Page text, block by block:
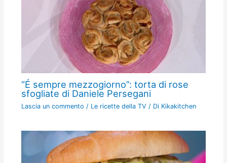
“É sempre mezzogiorno”: torta di rose
sfogliate di Daniele Persegani
Lascia un commento / Le ricette della TV / Di Kikakitchen